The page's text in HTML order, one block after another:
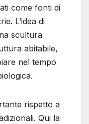
come fonti di
L’idea di
scultura
abitabile,
nel tempo
rispetto a
Qui la